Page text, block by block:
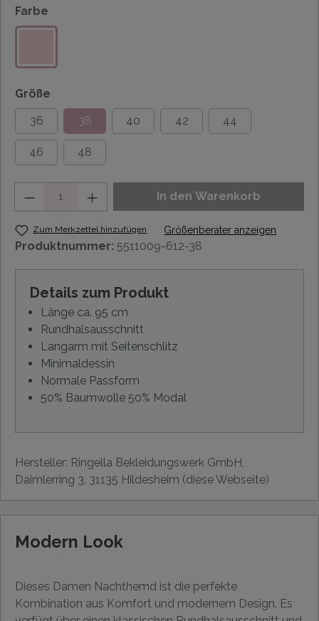
Farbe
Größe
36
38 40 42 44
46 48
In den Warenkorb
Zum Merkzettel hinzufügen Größenberater anzeigen
Produktnummer: 5511009-612-38
Details zum Produkt
Länge ca. 95 cm
Rundhalsausschnitt
Langarm mit Seitenschlitz
Minimaldessin
Normale Passform
50% Baumwolle 50% Modal
Hersteller: Ringella Bekleidungswerk GmbH,
Daimlerring 3, 31135 Hildesheim (diese Webseite)
Modern Look
Dieses Damen Nachthemd ist die perfekte
Kombination aus Komfort und modernem Design. Es